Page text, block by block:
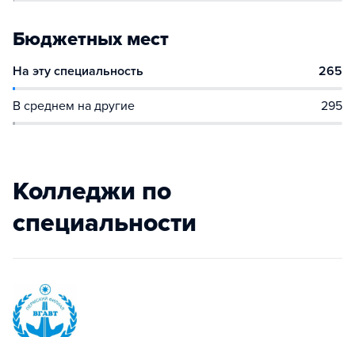
Бюджетных мест
На эту специальность 265
В среднем на другие 295
Колледжи по
специальности